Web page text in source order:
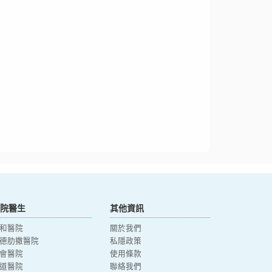
醫生
醫院
肋撒醫院
醫院
醫院
其他資訊
關於我們
私隱政策
使用條款
聯絡我們